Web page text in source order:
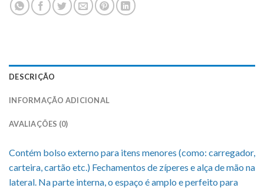
DESCRIÇÃO
INFORMAÇÃO ADICIONAL
AVALIAÇÕES (0)
Contém bolso externo para itens menores (como: carregador,
carteira, cartão etc.) Fechamentos de zíperes e alça de mão na
lateral. Na parte interna, o espaço é amplo e perfeito para